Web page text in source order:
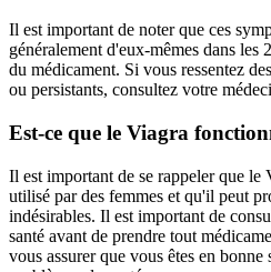
Il est important de noter que ces
généralement d'eux-mêmes dans les
du médicament. Si vous ressentez
ou persistants, consultez votre
Est-ce que le Viagra
Il est important de se rappeler que le
utilisé par des femmes et qu'il peut
indésirables. Il est important de
santé avant de prendre tout
vous assurer que vous êtes en